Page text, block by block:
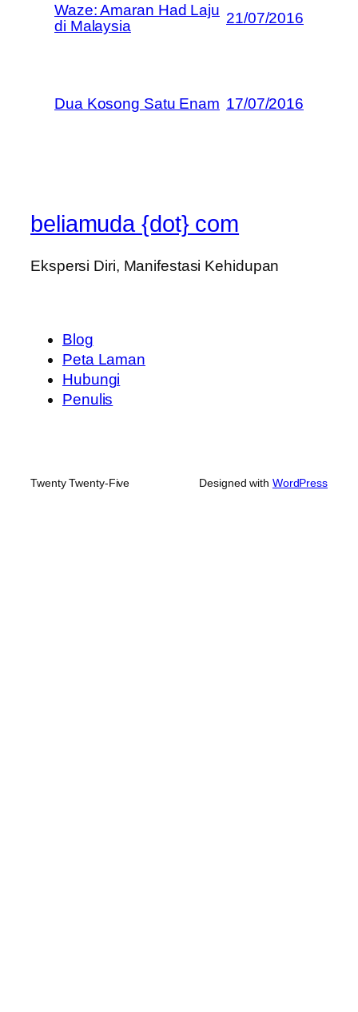
Waze: Amaran Had Laju
di Malaysia
21/07/2016
Dua Kosong Satu Enam 17/07/2016
beliamuda {dot} com
Ekspersi Diri, Manifestasi Kehidupan
Blog
Peta Laman
Hubungi
Penulis
Twenty Twenty-Five Designed with WordPress